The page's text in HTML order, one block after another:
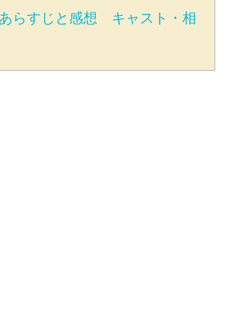
らすじと感想 キャスト・相